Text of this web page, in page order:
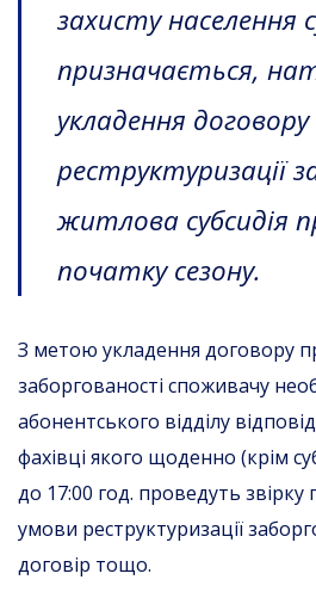
захисту населення
призначається,
укладення договору
реструктуризації
житлова субсидія
початку сезону.
З метою укладення договору
заборгованості споживачу
абонентського відділу
фахівці якого щоденно (крім
до 17:00 год. проведуть звірку
умови реструктуризації
договір тощо.